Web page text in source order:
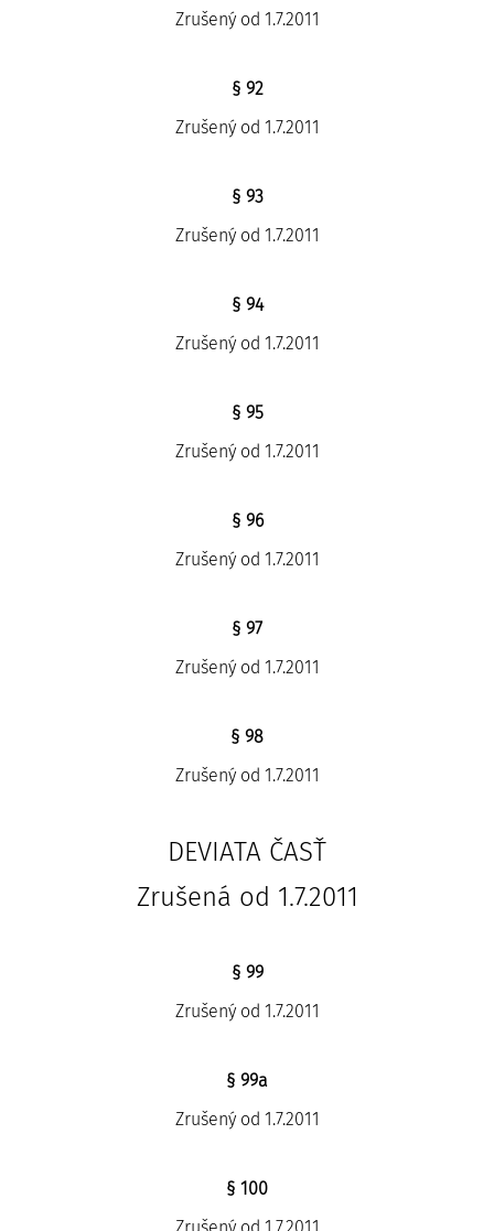
Zrušený od 1.7.2011
§ 92
Zrušený od 1.7.2011
§ 93
Zrušený od 1.7.2011
§ 94
Zrušený od 1.7.2011
§ 95
Zrušený od 1.7.2011
§ 96
Zrušený od 1.7.2011
§ 97
Zrušený od 1.7.2011
§ 98
Zrušený od 1.7.2011
DEVIATA ČASŤ
Zrušená od 1.7.2011
§ 99
Zrušený od 1.7.2011
§ 99a
Zrušený od 1.7.2011
§ 100